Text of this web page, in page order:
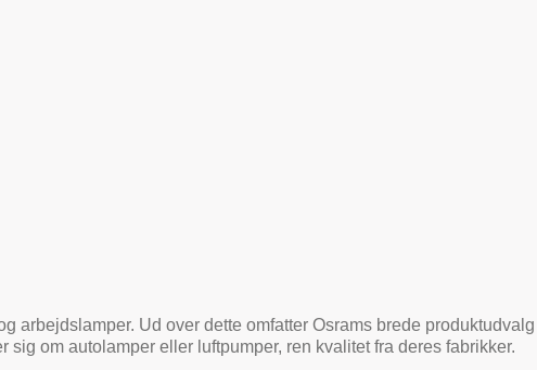
arbejdslamper. Ud over dette omfatter Osrams brede
om autolamper eller luftpumper, ren kvalitet fra deres fabrikker.